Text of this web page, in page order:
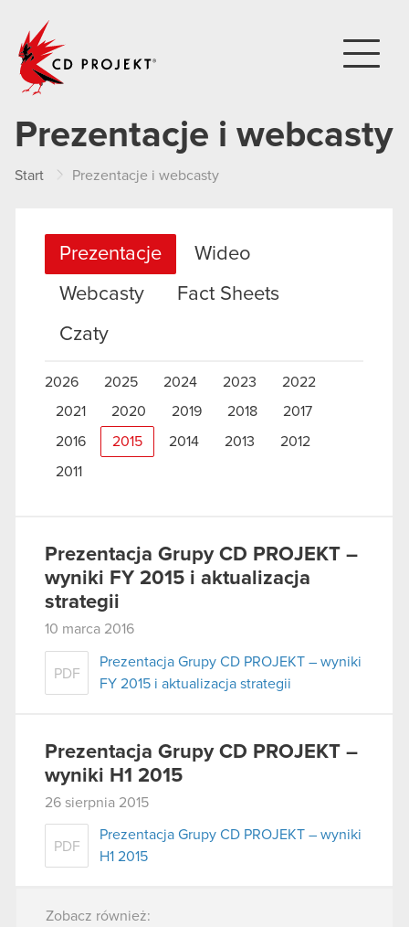
Prezentacje i webcasty
Start Prezentacje i webcasty
Prezentacje
Wideo
Webcasty
Fact Sheets
Czaty
2026 2025 2024 2023
2022
2021
2020 2019 2018 2017
2016 2015 2014 2013 2012
2011
Prezentacja Grupy CD PROJEKT –
wyniki FY 2015 i aktualizacja
strategii
10 marca 2016
PDF
Prezentacja Grupy CD PROJEKT – wyniki
FY 2015 i aktualizacja strategii
Prezentacja Grupy CD PROJEKT –
wyniki H1 2015
26 sierpnia 2015
PDF
Prezentacja Grupy CD PROJEKT – wyniki
H1 2015
Zobacz również: